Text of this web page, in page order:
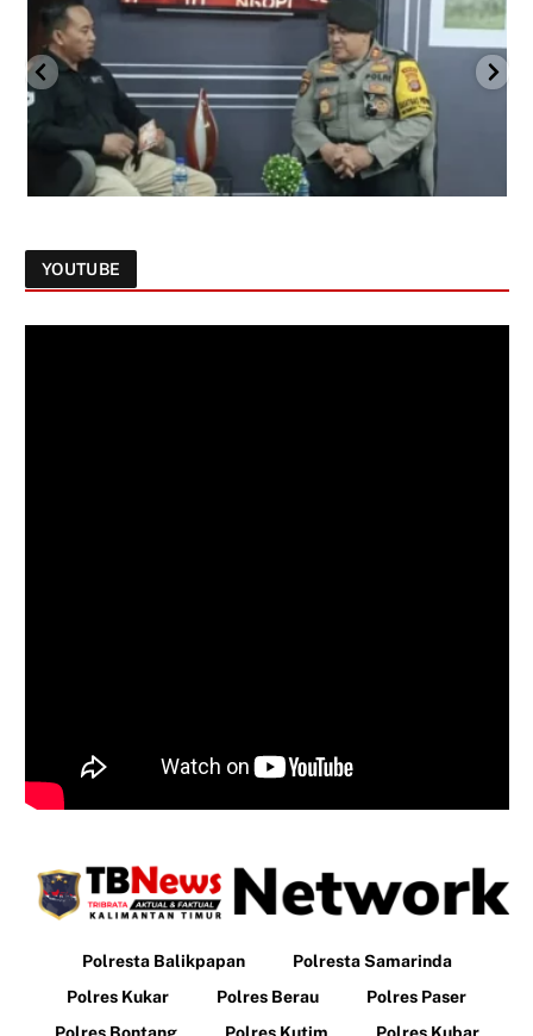
YOUTUBE
Polresta Balikpapan
Polresta Samarinda
Polres Kukar
Polres Berau
Polres Paser